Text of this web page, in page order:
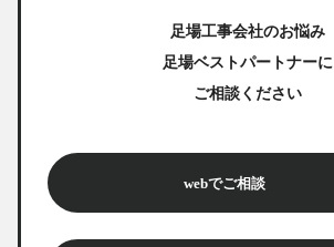
足場工事会社のお悩み
足場ベストパートナーに
ご相談ください
webでご相談